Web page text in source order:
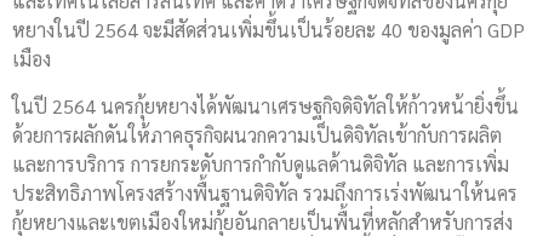
หยางในปี 2564 จะมีสัดส่วนเพิ่มขึ้นเป็นร้อยละ 40 ของมูลค่า GDP
เมือง
ในปี 2564 นครกุ้ยหยางได้พัฒนาเศรษฐกิจดิจิทัลให้ก้าวหน้ายิ่งขึ้น
ด้วยการผลักดันให้ภาคธุรกิจผนวกความเป็นดิจิทัลเข้ากับการผลิต
และการบริการ การยกระดับการกำกับดูแลด้านดิจิทัล และการเพิ่ม
ประสิทธิภาพโครงสร้างพื้นฐานดิจิทัล รวมถึงการเร่งพัฒนาให้นคร
กุ้ยหยางและเขตเมืองใหม่กุ้ยอันกลายเป็นพื้นที่หลักสำหรับการส่ง